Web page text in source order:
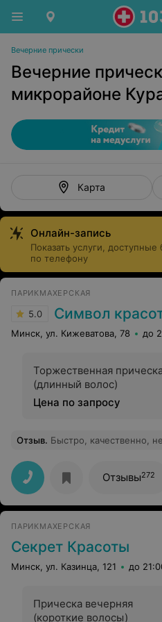
Вечерние прически
Вечерние
микрорайоне
Карта
Онлайн-запись
Показать услуги,
по телефону
ПАРИКМАХЕРСКАЯ
5.0 Символ
Минск, ул. Кижеватова, 78 до
Торжественная
(длинный волос)
Цена по запросу
Отзыв. Быстро, качественно,
Отзывы272
ПАРИКМАХЕРСКАЯ
Секрет Красоты
Минск, ул. Казинца, 121 до
Прическа вечерняя
(короткие волосы)